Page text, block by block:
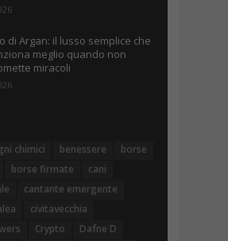
di Argan: il lusso semplice che
meglio quando non
miracoli
chimici benessere
borse
borse firmate
cani
cantante emergente
civitavecchia
Crypto
Dafne D